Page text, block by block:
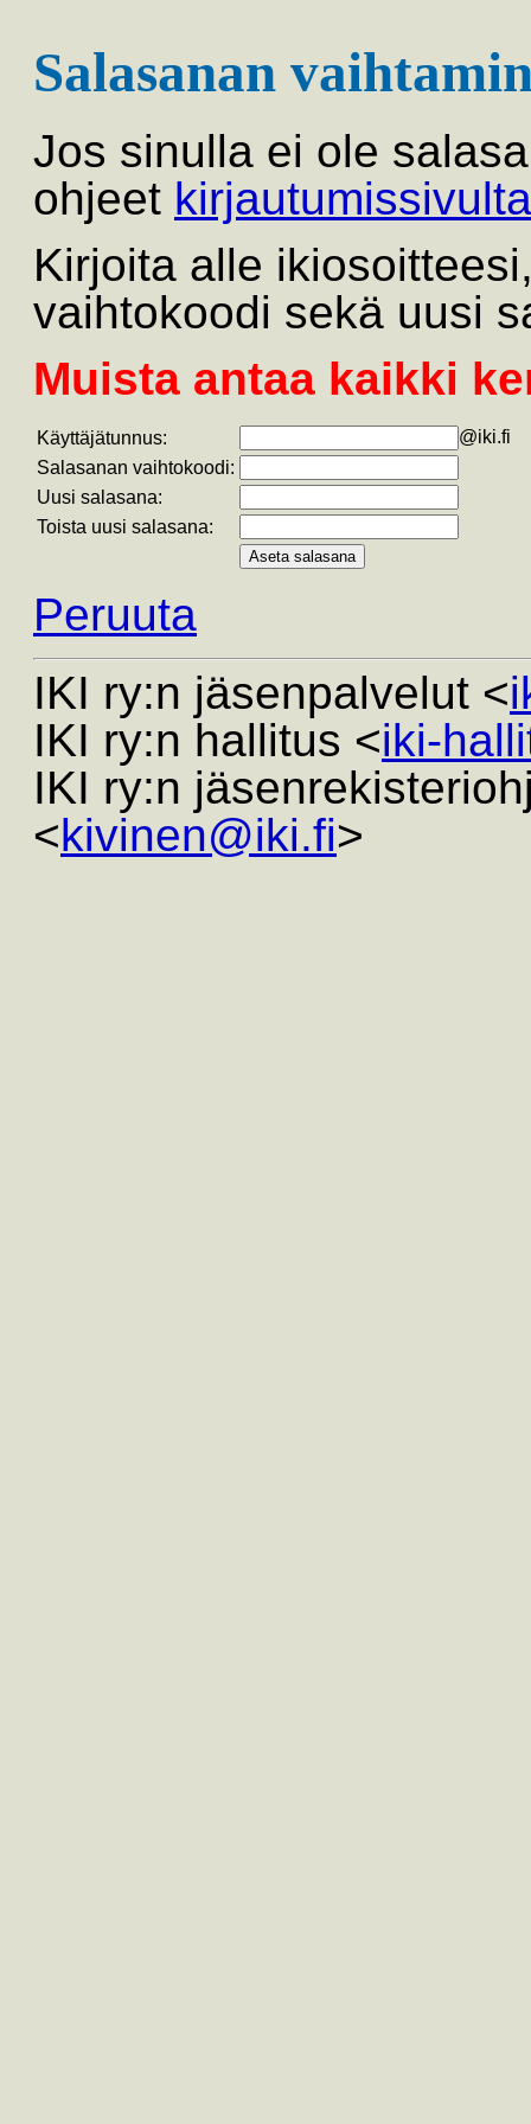
Salasanan
Jos sinulla ei ole
ohjeet kirjautumissivulta
Kirjoita alle
vaihtokoodi sekä uusi
Muista antaa kaikki
Käyttäjätunnus:
@iki.fi
Salasanan vaihtokoodi:
Uusi salasana:
Toista uusi salasana:
Peruuta
IKI ry:n jäsenpalvelut <
IKI ry:n hallitus <iki-
IKI ry:n
<kivinen@iki.fi>